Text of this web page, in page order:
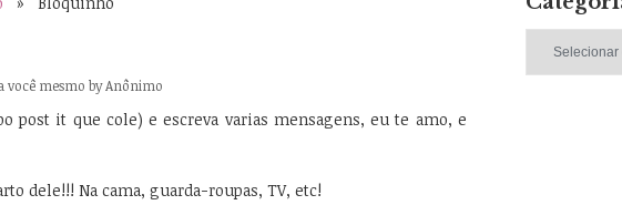
você mesmo byAnônimo
post it que cole) e escreva varias mensagens, eu te amo, e
dele!!! Na cama, guarda-roupas, TV, etc!